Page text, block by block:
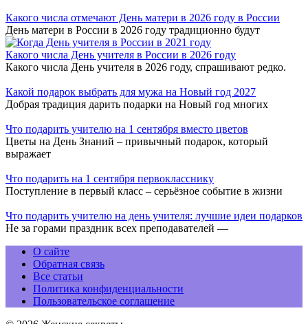
Какого числа отмечают День матери в 2026 году в России
День матери в России в 2026 году традиционно будут
Какого числа День учителя в России в 2026 году
Какого числа День учителя в 2026 году, спрашивают редко.
Какой подарок выбрать для мужа на Новый год 2027
Добрая традиция дарить подарки на Новый год многих
Что подарить учителю на 1 сентября вместо цветов
Цветы на День Знаний – привычный подарок, который
выражает
Что подарить на 1 сентября первокласснику
Поступление в первый класс – серьёзное событие в жизни
Что подарить учителю на день учителя: лучшие идеи подарков
Не за горами праздник всех преподавателей —
О сайте
Обратная связь
Все статьи
Политика конфиденциальности
Пользовательское соглашение